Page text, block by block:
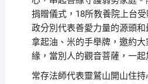
捐贈儀式，18所教養院上台
政分別代表善愛力量的源頭
拿起油、米的手舉牌，邀約
緣，當別人的觀音菩薩，一起
常存法師代表靈鷲山開山住